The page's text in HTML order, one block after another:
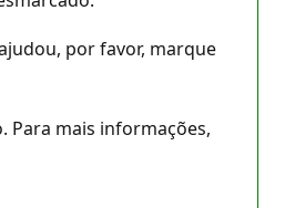
por favor, marque
Para mais informações,